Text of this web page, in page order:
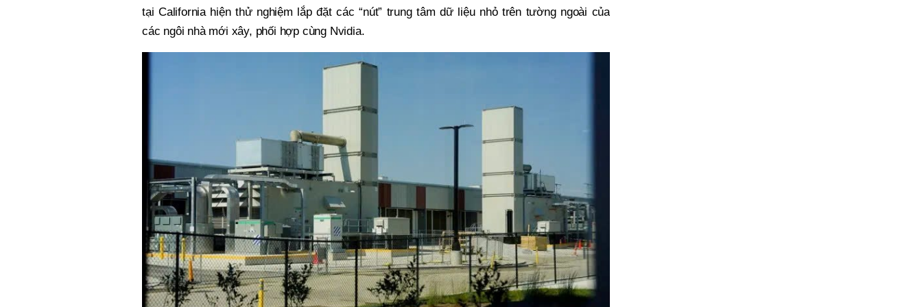
tại California hiện thử nghiệm lắp đặt các “nút” trung tâm dữ liệu nhỏ trên tường ngoài của
các ngôi nhà mới xây, phối hợp cùng Nvidia.